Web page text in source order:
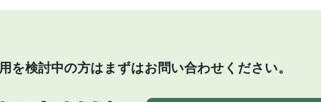
を検討中の方はまずはお問い合わせください。